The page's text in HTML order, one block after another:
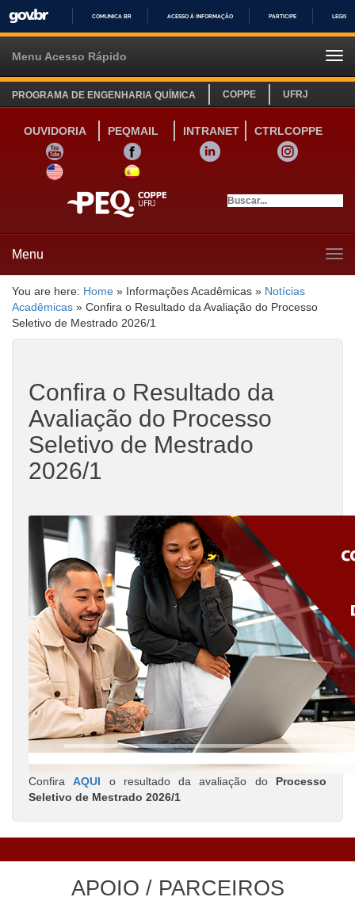
IR
COMUNICA BR ACESSO À INFORMAÇÃO PARTICIPE
Menu Acesso Rápido
PROGRAMA DE ENGENHARIA QUÍMICA COPPE UFRJ
OUVIDORIA PEQMAIL INTRANET
CTRLCOPPE
YOUTUBE
FACEBOOK LINKEDIN
INSTAGRAM
SITE INGLÊS
LINK SITE ESPANHOL
Menu
You are here: Home » Informações Acadêmicas » Notícias
Acadêmicas » Confira o Resultado da Avaliação do Processo
Seletivo de Mestrado 2026/1
Confira o Resultado da
Avaliação do Processo
Seletivo de Mestrado
2026/1
ConfiraAQUI o resultado da avaliação do Processo
Seletivo de Mestrado 2026/1
APOIO / PARCEIROS